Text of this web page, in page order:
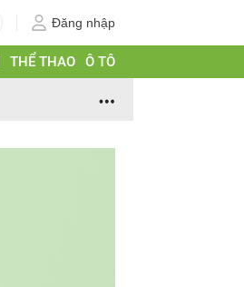
Đăng nhập
THỂ THAO Ô TÔ